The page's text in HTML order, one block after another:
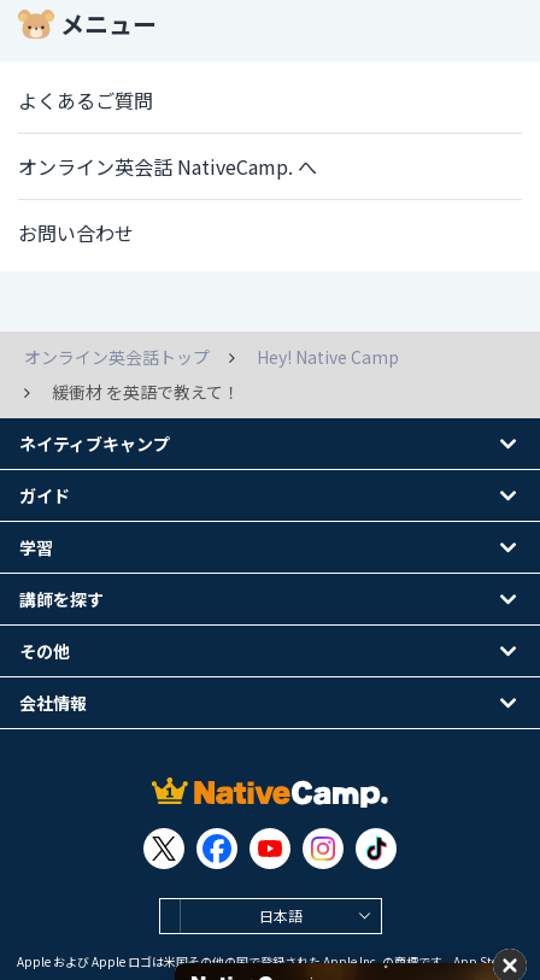
メニュー
よくあるご質問
オンライン英会話 NativeCamp. へ
お問い合わせ
オンライン英会話トップ
Hey! Native Camp
緩衝材 を英語で教えて！
日本語
Apple および Apple ロゴは米国その他の国で登録された Apple Inc. の商標です。App Store は
ネイティブキャンプ
ガイド
学習
講師を探す
その他
会社情報